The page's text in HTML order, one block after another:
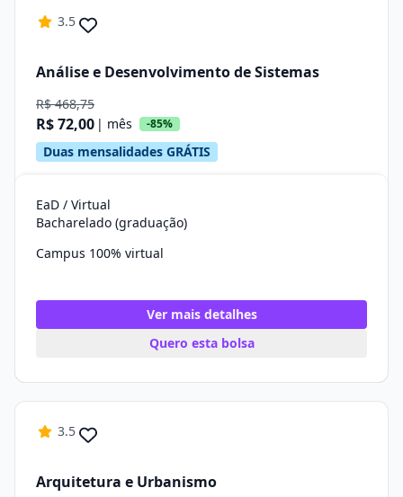
3.5
Análise e Desenvolvimento de Sistemas
R$ 468,75
R$ 72,00 | mês -85%
Duas mensalidades GRÁTIS
EaD / Virtual
Bacharelado (graduação)
Campus 100% virtual
Ver mais detalhes
Quero esta bolsa
3.5
Arquitetura e Urbanismo